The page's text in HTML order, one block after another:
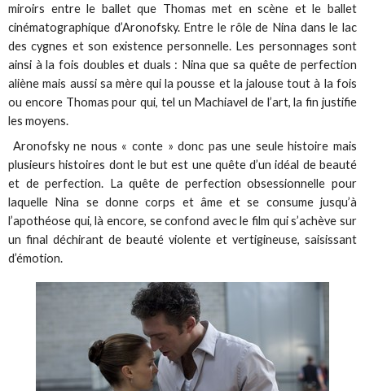
miroirs entre le ballet que Thomas met en scène et le ballet
cinématographique d’Aronofsky. Entre le rôle de Nina dans le lac
des cygnes et son existence personnelle. Les personnages sont
ainsi à la fois doubles et duals : Nina que sa quête de perfection
aliène mais aussi sa mère qui la pousse et la jalouse tout à la fois
ou encore Thomas pour qui, tel un Machiavel de l’art, la fin justifie
les moyens.
Aronofsky ne nous « conte » donc pas une seule histoire mais
plusieurs histoires dont le but est une quête d’un idéal de beauté
et de perfection. La quête de perfection obsessionnelle pour
laquelle Nina se donne corps et âme et se consume jusqu’à
l’apothéose qui, là encore, se confond avec le film qui s’achève sur
un final déchirant de beauté violente et vertigineuse, saisissant
d’émotion.